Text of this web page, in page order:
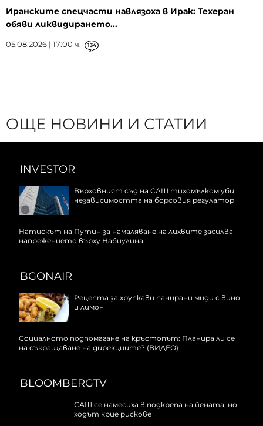
Иранските спецчасти навлязоха в Ирак: Техеран
обяви ликвидирането...
05.08.2026 | 17:00 ч. 134
ОЩЕ НОВИНИ И СТАТИИ
INVESTOR
Върховният съд на САЩ тихомълком уби
независимостта на борсовия регулатор
Натискът на Путин за намаляване на лихвите засилва
напрежението върху Набиулина
BGONAIR
Рецепта за хрупкави панирани миди с вино
и лимон
Социалното подпомагане на кръстопът: Планира ли се
на съкращаване на дирекциите? (ВИДЕО)
BLOOMBERGTV
САЩ се намесиха в подкрепа на йената, но
ходът крие рискове